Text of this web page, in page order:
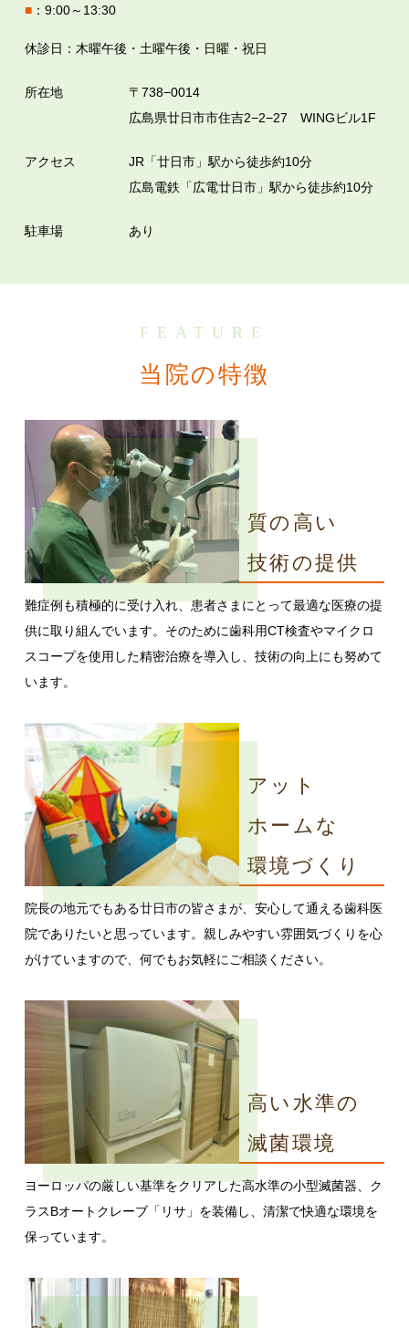
■：9:00～13:30
休診日：木曜午後・土曜午後・日曜・祝日
所在地
〒738−0014
広島県廿日市市住吉2−2−27 WINGビル1F
アクセス
JR「廿日市」駅から徒歩約10分
広島電鉄「広電廿日市」駅から徒歩約10分
駐車場 あり
FEATURE
当院の特徴
質の高い
技術の提供
難症例も積極的に受け入れ、患者さまにとって最適な医療の提
供に取り組んでいます。そのために歯科用CT検査やマイクロ
スコープを使用した精密治療を導入し、技術の向上にも努めて
います。
アット
ホームな
環境づくり
院長の地元でもある廿日市の皆さまが、安心して通える歯科医
院でありたいと思っています。親しみやすい雰囲気づくりを心
がけていますので、何でもお気軽にご相談ください。
高い水準の
滅菌環境
ヨーロッパの厳しい基準をクリアした高水準の小型滅菌器、ク
ラスBオートクレーブ「リサ」を装備し、清潔で快適な環境を
保っています。